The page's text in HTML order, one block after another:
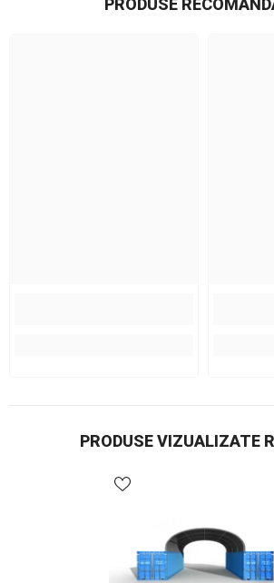
PRODUSE
PRODUSE VIZUALIZATE